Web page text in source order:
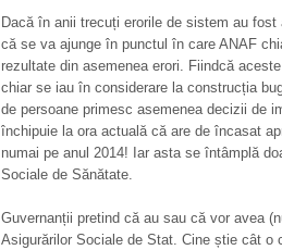
Dacă în anii trecuți erorile de sistem au
că se va ajunge în punctul în care ANAF
rezultate din asemenea erori. Fiindcă
chiar se iau în considerare la construcția
de persoane primesc asemenea decizii de
închipuie la ora actuală că are de încasat
numai pe anul 2014! Iar asta se întâmplă
Sociale de Sănătate.
Guvernanții pretind că au sau că vor avea
Asigurărilor Sociale de Stat. Cine știe cât o